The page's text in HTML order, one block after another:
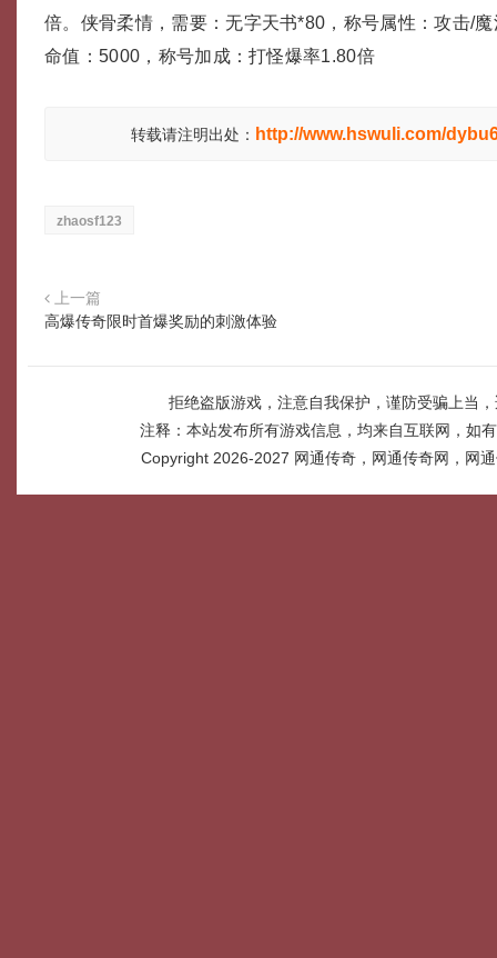
倍。侠骨柔情，需要：无字天书*80，称号属性：攻击/
命值：5000，称号加成：打怪爆率1.80倍
转载请注明出处： http://www.hswuli.com/
zhaosf123
上一篇
高爆传奇限时首爆奖励的刺激体验
拒绝盗版游戏，注意自我保护，谨防受骗上当
注释：本站发布所有游戏信息，均来自互联网，如
Copyright 2026-2027 网通传奇，网通传奇网，网